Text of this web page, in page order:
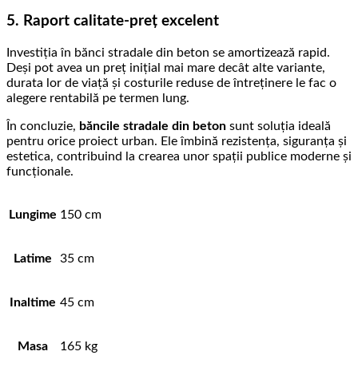
5. Raport calitate-preț excelent
Investiția în bănci stradale din beton se amortizează rapid.
Deși pot avea un preț inițial mai mare decât alte variante,
durata lor de viață și costurile reduse de întreținere le fac o
alegere rentabilă pe termen lung.
În concluzie, băncile stradale din beton sunt soluția ideală
pentru orice proiect urban. Ele îmbină rezistența, siguranța și
estetica, contribuind la crearea unor spații publice moderne și
funcționale.
Lungime 150 cm
Latime 35 cm
Inaltime 45 cm
Masa 165 kg